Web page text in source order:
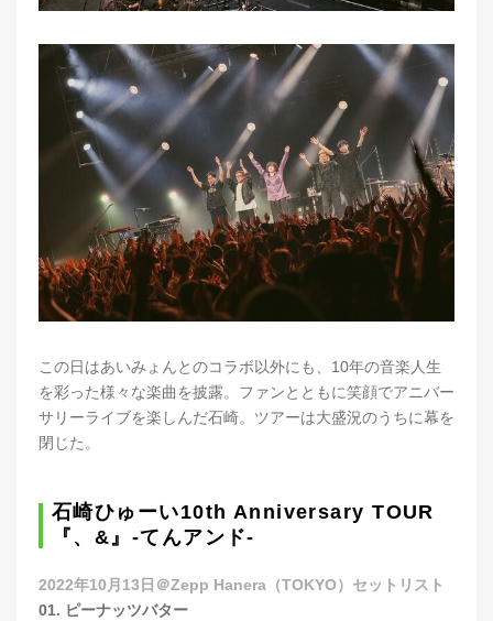
この日はあいみょんとのコラボ以外にも、10年の音楽人生
を彩った様々な楽曲を披露。ファンとともに笑顔でアニバー
サリーライブを楽しんだ石崎。ツアーは大盛況のうちに幕を
閉じた。
石崎ひゅーい10th Anniversary TOUR
『、&』-てんアンド-
2022年10月13日＠Zepp Hanera（TOKYO）セットリスト
01. ピーナッツバター